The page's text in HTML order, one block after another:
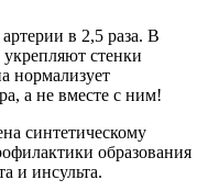
в 2,5 раза. В
стенки
нормализует
а не вместе с ним!
синтетическому
образования
и инсульта.